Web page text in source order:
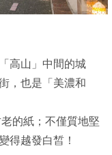
高山」中間的城
，也是「美濃和
的紙；不僅質地堅
得越發白皙！